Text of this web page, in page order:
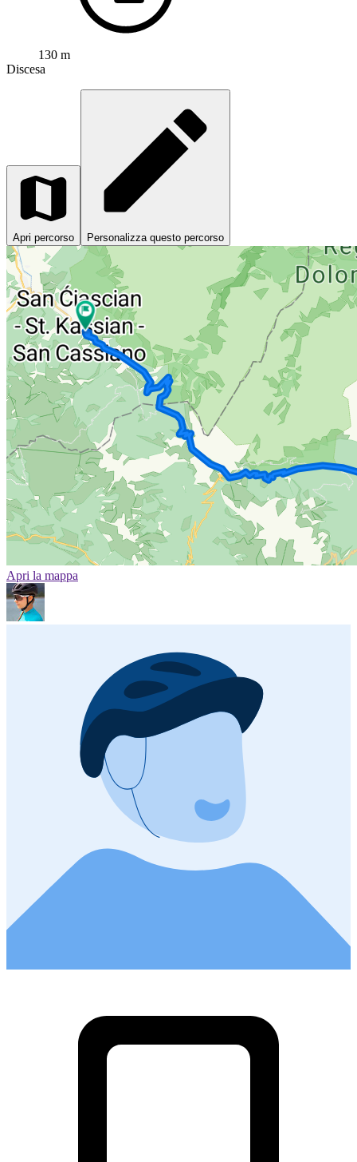
130 m
Discesa
Apri percorso Personalizza questo percorso
Apri la mappa